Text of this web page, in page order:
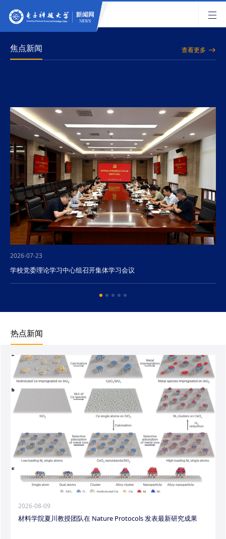
焦点新闻 查看更多
2026-07-23
学校党委理论学习中心组召开集体学习会议
热点新闻
2026-08-09
材料学院夏川教授团队在 Nature Protocols 发表最新研究成果